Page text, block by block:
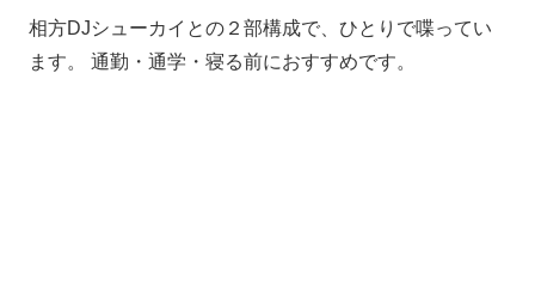
相方DJシューカイとの２部構成で、ひとりで喋ってい
ます。 通勤・通学・寝る前におすすめです。